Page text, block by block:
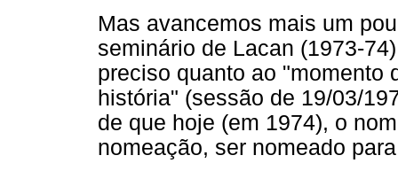
Mas avancemos mais um
seminário de Lacan (1973-
preciso quanto ao "momento
história" (sessão de 19/03/
de que hoje (em 1974), o
nomeação, ser nomeado